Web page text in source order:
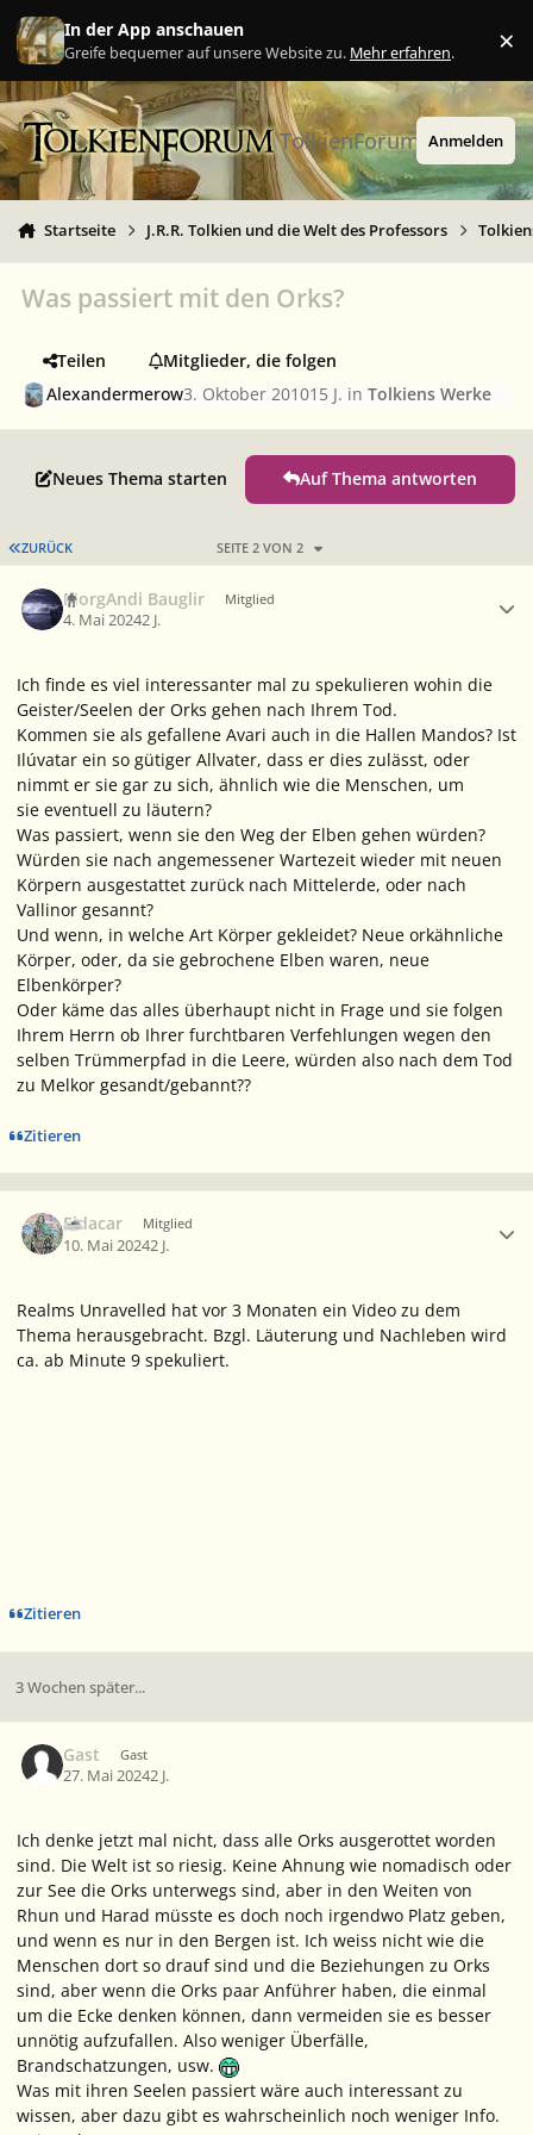
Zu Inhalt springen
In der App anschauen
Greife bequemer auf unsere Website zu. Mehr erfahren. ×
TolkienForum Anmelden
Startseite J.R.R. Tolkien und die Welt des Professors
Was passiert mit den Orks?
Teilen
Mitglieder, die folgen
Alexandermerow3. Oktober 201015 J. inTolkiens Werke
Neues Thema starten Auf Thema antworten
ERSTE SEITE
ZURÜCK SEITE 2 VON 2
MorgAndi Bauglir Mitglied
4. Mai 20242 J.
Ich finde es viel interessanter mal zu spekulieren wohin die
Geister/Seelen der Orks gehen nach Ihrem Tod.
Kommen sie als gefallene Avari auch in die Hallen Mandos? Ist
Ilúvatar ein so gütiger Allvater, dass er dies zulässt, oder
nimmt er sie gar zu sich, ähnlich wie die Menschen, um
sie eventuell zu läutern?
Was passiert, wenn sie den Weg der Elben gehen würden?
Würden sie nach angemessener Wartezeit wieder mit neuen
Körpern ausgestattet zurück nach Mittelerde, oder nach
Vallinor gesannt?
Und wenn, in welche Art Körper gekleidet? Neue orkähnliche
Körper, oder, da sie gebrochene Elben waren, neue
Elbenkörper?
Oder käme das alles überhaupt nicht in Frage und sie folgen
Ihrem Herrn ob Ihrer furchtbaren Verfehlungen wegen den
selben Trümmerpfad in die Leere, würden also nach dem Tod
zu Melkor gesandt/gebannt??
Zitieren
Eldacar Mitglied
10. Mai 20242 J.
Realms Unravelled hat vor 3 Monaten ein Video zu dem
Thema herausgebracht. Bzgl. Läuterung und Nachleben wird
ca. ab Minute 9 spekuliert.
Zitieren
3 Wochen später...
Gast Gast
27. Mai 20242 J.
Ich denke jetzt mal nicht, dass alle Orks ausgerottet worden
sind. Die Welt ist so riesig. Keine Ahnung wie nomadisch oder
zur See die Orks unterwegs sind, aber in den Weiten von
Rhun und Harad müsste es doch noch irgendwo Platz geben,
und wenn es nur in den Bergen ist. Ich weiss nicht wie die
Menschen dort so drauf sind und die Beziehungen zu Orks
sind, aber wenn die Orks paar Anführer haben, die einmal
um die Ecke denken können, dann vermeiden sie es besser
unnötig aufzufallen. Also weniger Überfälle,
Brandschatzungen, usw.
Was mit ihren Seelen passiert wäre auch interessant zu
wissen, aber dazu gibt es wahrscheinlich noch weniger Info.